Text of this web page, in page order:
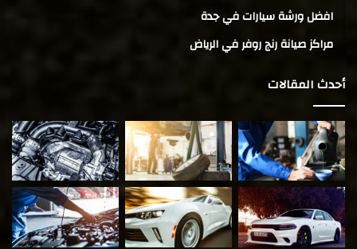
افضل ورشة سيارات في جدة
مراكز صيانة رنج روفر في الرياض
أحدث المقالات